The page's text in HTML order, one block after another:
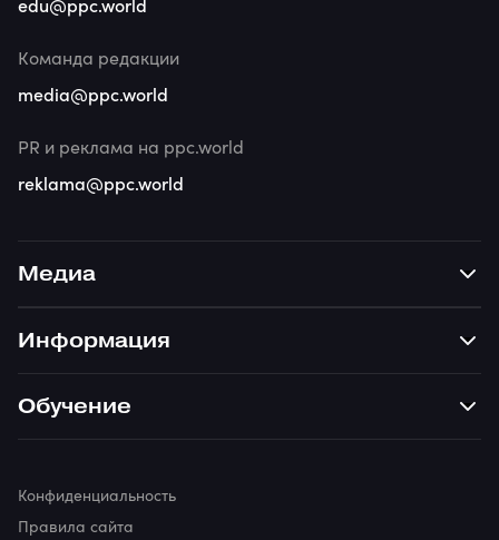
Медиа
Информация
Обучение
Команда редакции
media@ppc.world
PR и реклама на ppc.world
reklama@ppc.world
Конфиденциальность
Правила сайта